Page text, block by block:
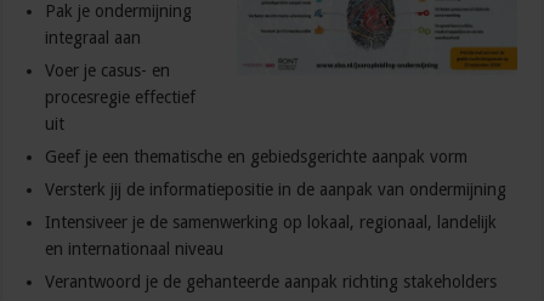
Pak je ondermijning
integraal aan
Voer je casus- en
procesregie effectief
uit
Geef je een thematische en gebiedsgerichte aanpak vorm
Versterk jij de informatiepositie in de aanpak van ondermijning
Intensiveer je de samenwerking op lokaal, regionaal, landelijk
en internationaal niveau
Verantwoord je de gehanteerde aanpak richting stakeholders